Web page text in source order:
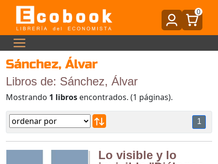
0
Sánchez, Álvar
Libros de: Sánchez, Álvar
Mostrando 1 libros encontrados. (1 páginas).
1
Lo visible y lo